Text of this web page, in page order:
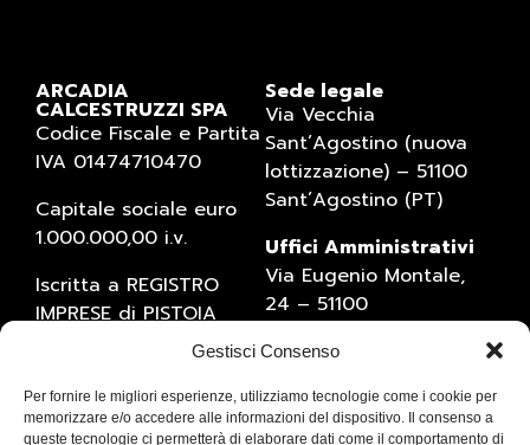
Gestisci Consenso
Per fornire le migliori esperienze, utilizziamo tecnologie come i cookie per
memorizzare e/o accedere alle informazioni del dispositivo. Il consenso a
queste tecnologie ci permetterà di elaborare dati come il comportamento di
ARCADIA
CALCESTRUZZI SPA
Codice Fiscale e Partita
IVA 01474710470
Capitale sociale euro
1.000.000,00 i.v.
Iscritta a REGISTRO
IMPRESE di PISTOIA
(numero 01474710470)
Sede legale
Via Vecchia
Sant’Agostino (nuova
lottizzazione) – 51100
Sant’Agostino (PT)
Uffici Amministrativi
Via Eugenio Montale,
24 – 51100
Tel. 0573934769 – Fax
0573537258
e-mail: